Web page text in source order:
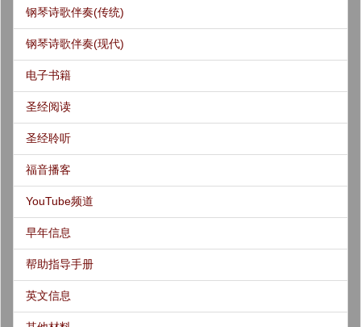
钢琴诗歌伴奏(传统)
钢琴诗歌伴奏(现代)
电子书籍
圣经阅读
圣经聆听
福音播客
YouTube频道
早年信息
帮助指导手册
英文信息